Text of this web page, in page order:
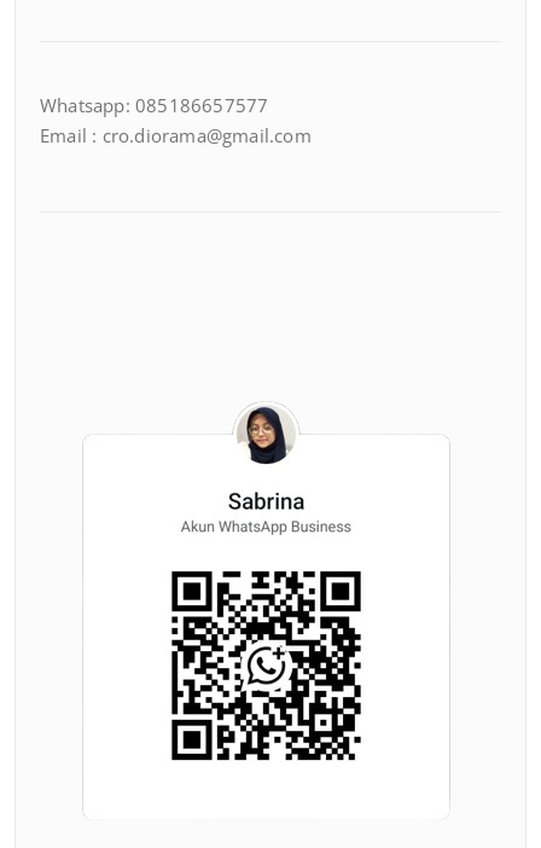
Whatsapp: 085186657577
Email : cro.diorama@gmail.com